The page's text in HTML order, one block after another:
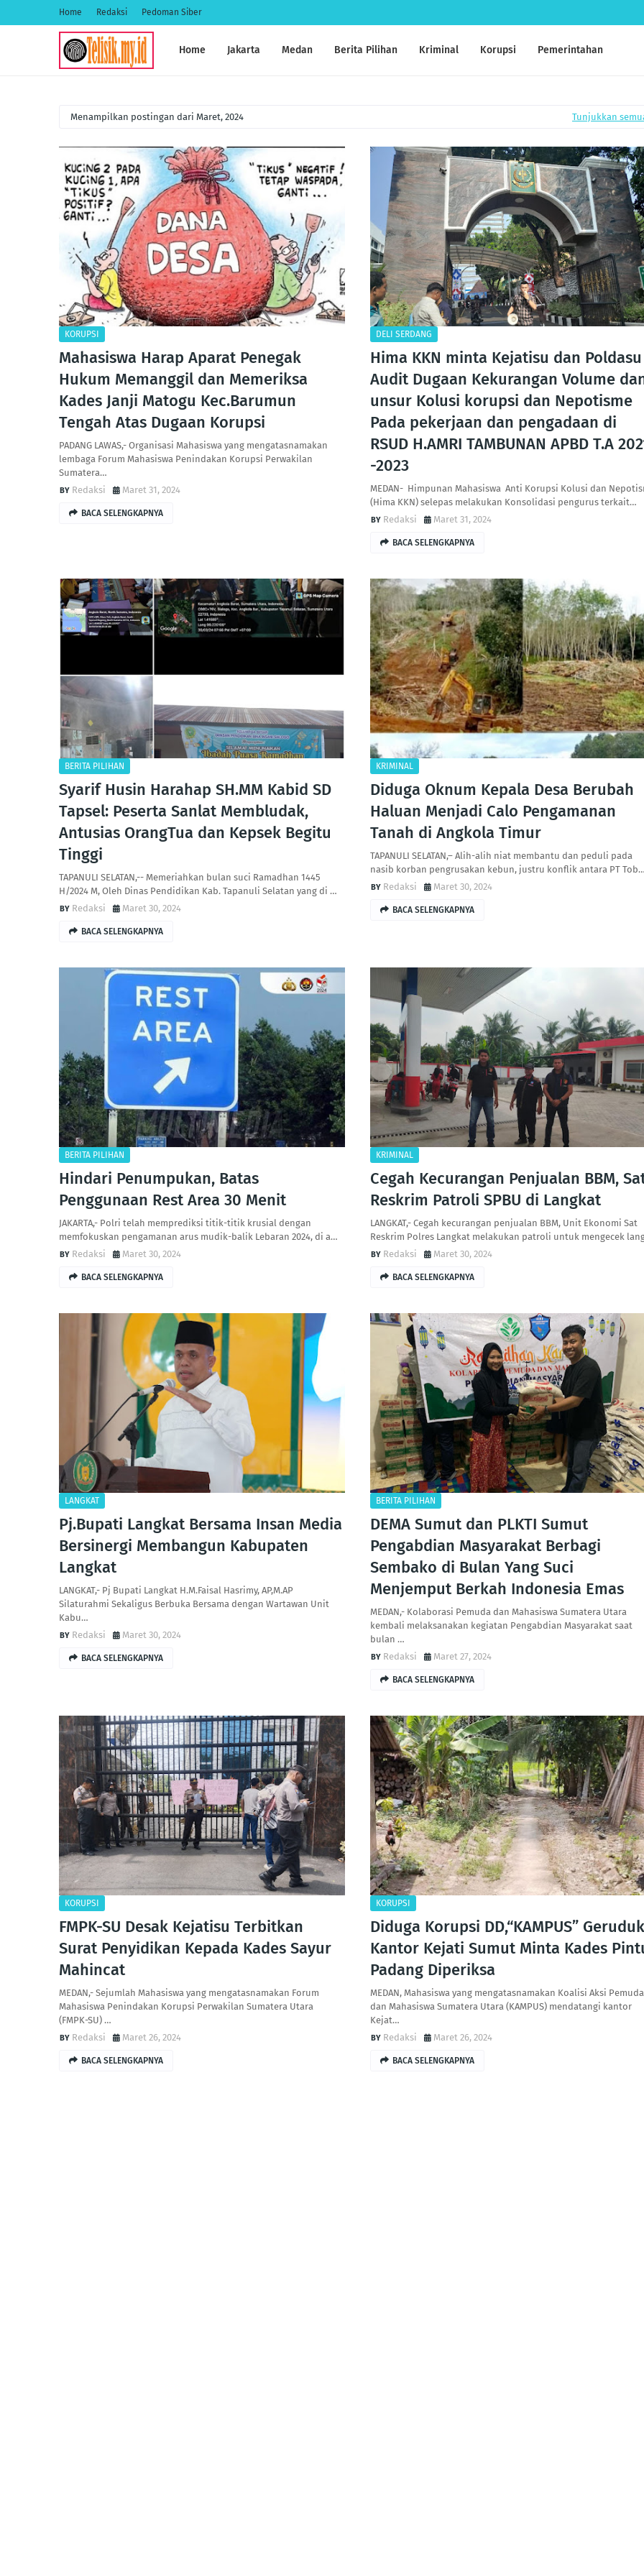
Home Redaksi Pedoman Siber
Home Jakarta Medan Berita Pilihan Kriminal Korupsi Pemerintahan
Menampilkan postingan dari Maret, 2024 Tunjukkan
KORUPSI
Mahasiswa Harap Aparat Penegak
Hukum Memanggil dan Memeriksa
Kades Janji Matogu Kec.Barumun
Tengah Atas Dugaan Korupsi
PADANG LAWAS,- Organisasi Mahasiswa yang mengatasnamakan
lembaga Forum Mahasiswa Penindakan Korupsi Perwakilan
Sumatera…
Redaksi
Maret 31, 2024
BACA SELENGKAPNYA
DELI SERDANG
Hima KKN minta Kejatisu dan Poldasu
Audit Dugaan Kekurangan Volume
unsur Kolusi korupsi dan Nepotisme
Pada pekerjaan dan pengadaan di
RSUD H.AMRI TAMBUNAN APBD T.A
-2023
MEDAN- Himpunan Mahasiswa Anti Korupsi Kolusi dan
(Hima KKN) selepas melakukan Konsolidasi pengurus terkait…
Redaksi
Maret 31, 2024
BACA SELENGKAPNYA
BERITA PILIHAN
Syarif Husin Harahap SH.MM Kabid SD
Tapsel: Peserta Sanlat Membludak,
Antusias OrangTua dan Kepsek Begitu
Tinggi
TAPANULI SELATAN,-- Memeriahkan bulan suci Ramadhan 1445
H/2024 M, Oleh Dinas Pendidikan Kab. Tapanuli Selatan yang di …
Redaksi
Maret 30, 2024
BACA SELENGKAPNYA
KRIMINAL
Diduga Oknum Kepala Desa Berubah
Haluan Menjadi Calo Pengamanan
Tanah di Angkola Timur
TAPANULI SELATAN,– Alih-alih niat membantu dan peduli pada
nasib korban pengrusakan kebun, justru konflik antara PT
Redaksi
Maret 30, 2024
BACA SELENGKAPNYA
BERITA PILIHAN
Hindari Penumpukan, Batas
Penggunaan Rest Area 30 Menit
JAKARTA,- Polri telah memprediksi titik-titik krusial dengan
memfokuskan pengamanan arus mudik-balik Lebaran 2024, di a…
Redaksi
Maret 30, 2024
BACA SELENGKAPNYA
KRIMINAL
Cegah Kecurangan Penjualan BBM,
Reskrim Patroli SPBU di Langkat
LANGKAT,- Cegah kecurangan penjualan BBM, Unit Ekonomi Sat
Reskrim Polres Langkat melakukan patroli untuk mengecek
Redaksi
Maret 30, 2024
BACA SELENGKAPNYA
LANGKAT
Pj.Bupati Langkat Bersama Insan Media
Bersinergi Membangun Kabupaten
Langkat
LANGKAT,- Pj Bupati Langkat H.M.Faisal Hasrimy, AP,M.AP
Silaturahmi Sekaligus Berbuka Bersama dengan Wartawan Unit
Kabu…
Redaksi
Maret 30, 2024
BACA SELENGKAPNYA
BERITA PILIHAN
DEMA Sumut dan PLKTI Sumut
Pengabdian Masyarakat Berbagi
Sembako di Bulan Yang Suci
Menjemput Berkah Indonesia Emas
MEDAN,- Kolaborasi Pemuda dan Mahasiswa Sumatera Utara
kembali melaksanakan kegiatan Pengabdian Masyarakat saat
bulan …
Redaksi
Maret 27, 2024
BACA SELENGKAPNYA
KORUPSI
FMPK-SU Desak Kejatisu Terbitkan
Surat Penyidikan Kepada Kades Sayur
Mahincat
MEDAN,- Sejumlah Mahasiswa yang mengatasnamakan Forum
Mahasiswa Penindakan Korupsi Perwakilan Sumatera Utara
(FMPK-SU) …
Redaksi
Maret 26, 2024
BACA SELENGKAPNYA
KORUPSI
Diduga Korupsi DD,“KAMPUS” Geruduk
Kantor Kejati Sumut Minta Kades
Padang Diperiksa
MEDAN, Mahasiswa yang mengatasnamakan Koalisi Aksi Pemuda
dan Mahasiswa Sumatera Utara (KAMPUS) mendatangi kantor
Kejat…
Redaksi
Maret 26, 2024
BACA SELENGKAPNYA